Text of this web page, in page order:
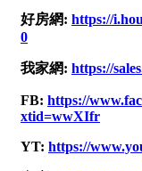
台東縣
金門連江
樓層
1樓
3樓